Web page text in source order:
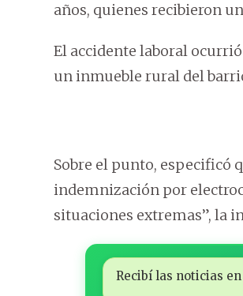
años, quienes recibieron
El accidente laboral
un inmueble rural del
Sobre el punto, especificó
indemnización por
situaciones extremas”, la
Recibí las noticias